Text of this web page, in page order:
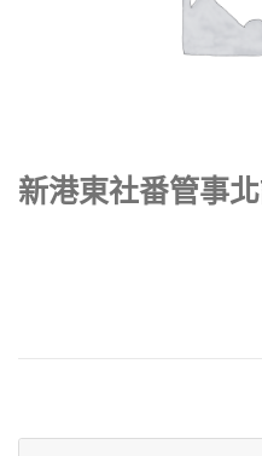
新港東社番管事